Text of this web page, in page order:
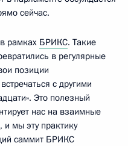
сейчас.
рамках БРИКС. Такие
в регулярные
позиции
с другими
Это полезный
нас на взаимные
и мы эту практику
саммит БРИКС